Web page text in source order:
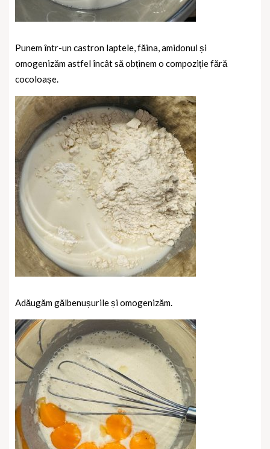
Punem într-un castron laptele, făina, amidonul și
omogenizăm astfel încât să obținem o compoziție fără
cocoloașe.
Adăugăm gălbenușurile și omogenizăm.